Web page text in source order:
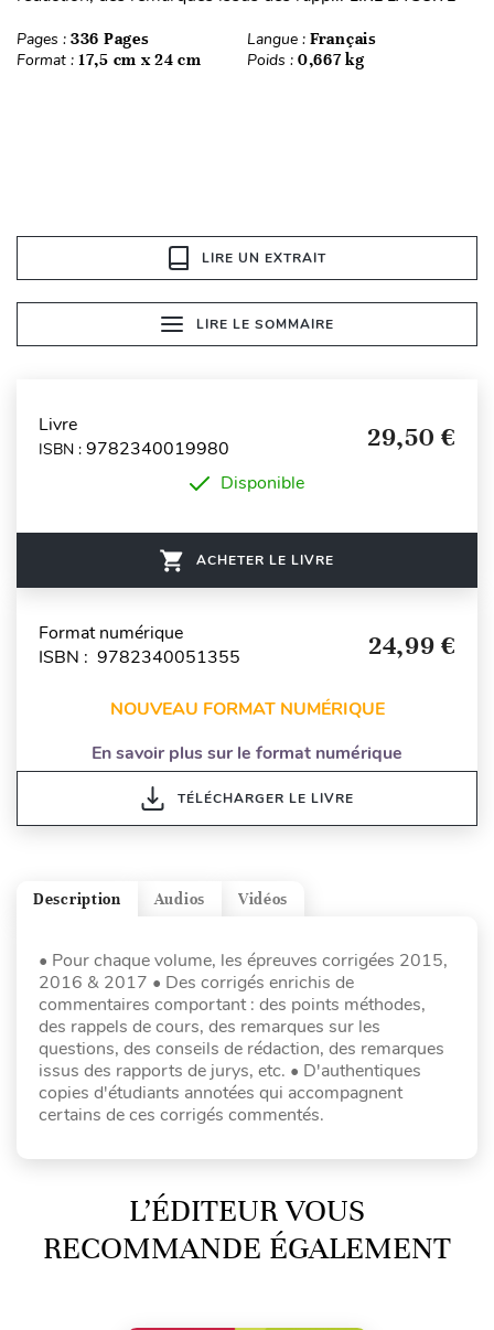
Pages : 336 Pages Langue : Français
Format : 17,5 cm x 24 cm Poids : 0,667 kg
LIRE UN EXTRAIT
LIRE LE SOMMAIRE
Livre
ISBN : 9782340019980 29,50 €
Disponible
ACHETER LE LIVRE
Format numérique
ISBN : 9782340051355
24,99 €
NOUVEAU FORMAT NUMÉRIQUE
En savoir plus sur le format numérique
TÉLÉCHARGER LE LIVRE
Vidéos
Audios
Description
• Pour chaque volume, les épreuves corrigées 2015,
2016 & 2017 • Des corrigés enrichis de
commentaires comportant : des points méthodes,
des rappels de cours, des remarques sur les
questions, des conseils de rédaction, des remarques
issus des rapports de jurys, etc. • D'authentiques
copies d'étudiants annotées qui accompagnent
certains de ces corrigés commentés.
L’ÉDITEUR VOUS
RECOMMANDE ÉGALEMENT